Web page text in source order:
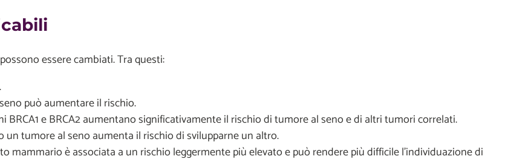
essere cambiati. Tra questi:
può aumentare il rischio.
BRCA1 e BRCA2 aumentano significativamente il rischio di tumore al seno e di altri tumori correlati.
un tumore al seno aumenta il rischio di svilupparne un altro.
mammario è associata a un rischio leggermente più elevato e può rendere più difficile l’individuazione di